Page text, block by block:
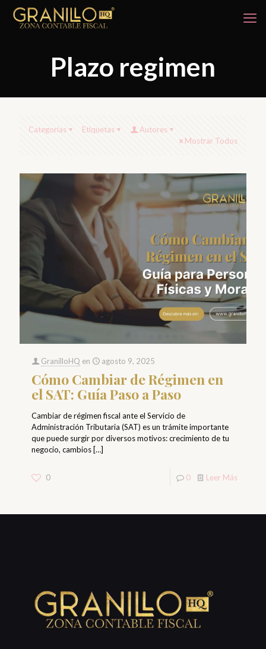
Plazo regimen
Categorías Etiquetas
Autores
Mostrar Todos
GranilloHQ en agosto 9, 2025
Cómo Cambiar de Régimen en
el SAT: Guía Paso a Paso
Cambiar de régimen fiscal ante el Servicio de
Administración Tributaria (SAT) es un trámite importante
que puede surgir por diversos motivos: crecimiento de tu
negocio, cambios[…]
0 0 Leer Más